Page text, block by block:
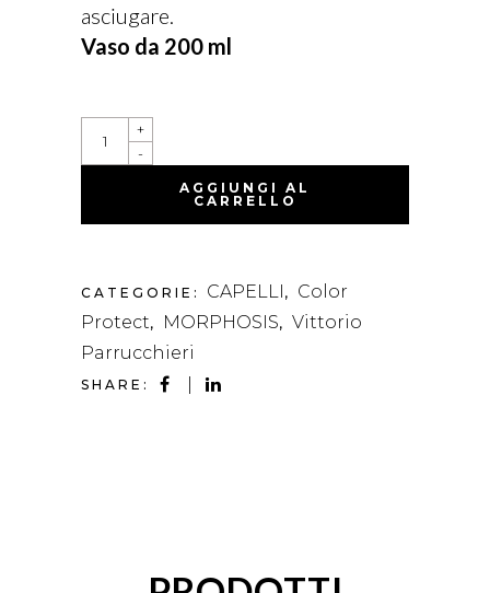
asciugare.
Vaso da 200 ml
COLOR
PROTECT
INTENSIVE
-
+
AGGIUNGI AL
CARRELLO
CATEGORIE: CAPELLI , Color
Protect, MORPHOSIS, Vittorio
Parrucchieri
SHARE: